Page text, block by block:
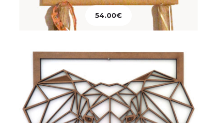
54.00€
Tableau Tête Eléphant